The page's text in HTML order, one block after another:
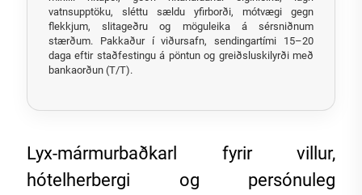
vatnsupptöku, sléttu sældu yfirborði, mótvægi gegn
flekkjum, slitageðru og möguleika á sérsniðnum
stærðum. Pakkaður í viðursafn, sendingartími 15–20
daga eftir staðfestingu á pöntun og greiðsluskilyrði með
bankaorðun (T/T).
Lyx-mármurbaðkarl fyrir villur,
hótelherbergi og persónuleg